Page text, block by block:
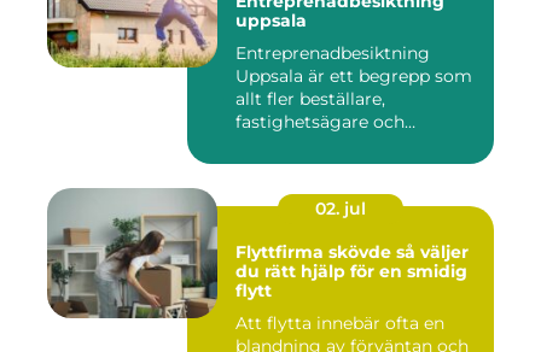
uppsala
Entreprenadbesiktning
Uppsala är ett begrepp som
allt fler beställare,
fastighetsägare och
02. jul
Flyttfirma skövde så väljer
du rätt hjälp för en smidig
flytt
Att flytta innebär ofta en
blandning av förväntan och